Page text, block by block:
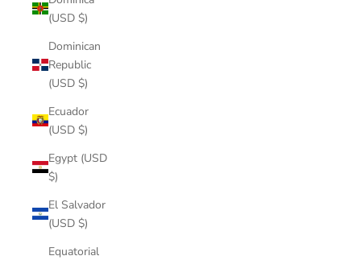
(USD $)
Dominican
Republic
(USD $)
Ecuador
(USD $)
Egypt (USD
$)
El Salvador
(USD $)
Equatorial